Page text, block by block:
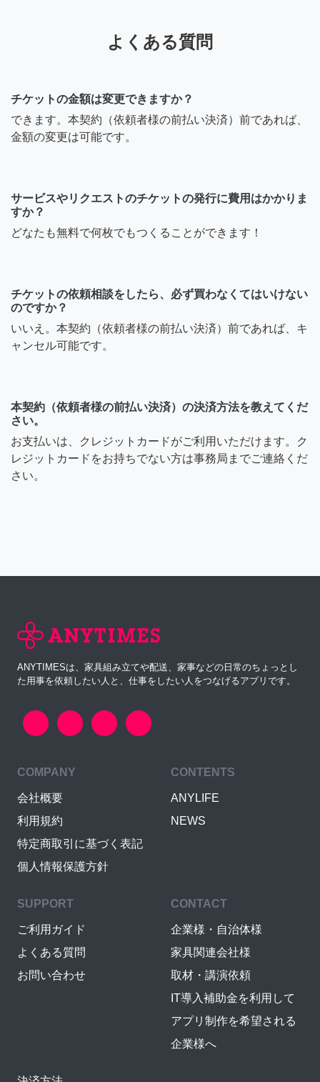
よくある質問
チケットの金額は変更できますか？
できます。本契約（依頼者様の前払い決済）前であれば、
金額の変更は可能です。
サービスやリクエストのチケットの発行に費用はかかりま
すか？
どなたも無料で何枚でもつくることができます！
チケットの依頼相談をしたら、必ず買わなくてはいけない
のですか？
いいえ。本契約（依頼者様の前払い決済）前であれば、キ
ャンセル可能です。
本契約（依頼者様の前払い決済）の決済方法を教えてくだ
さい。
お支払いは、クレジットカードがご利用いただけます。ク
レジットカードをお持ちでない方は事務局までご連絡くだ
さい。
ANYTIMESは、家具組み立てや配送、家事などの日常のちょっとし
た用事を依頼したい人と、仕事をしたい人をつなげるアプリです。
COMPANY
会社概要
利用規約
特定商取引に基づく表記
個人情報保護方針
CONTENTS
ANYLIFE
NEWS
SUPPORT
ご利用ガイド
よくある質問
お問い合わせ
CONTACT
企業様・自治体様
家具関連会社様
取材・講演依頼
IT導入補助金を利用して
アプリ制作を希望される
企業様へ